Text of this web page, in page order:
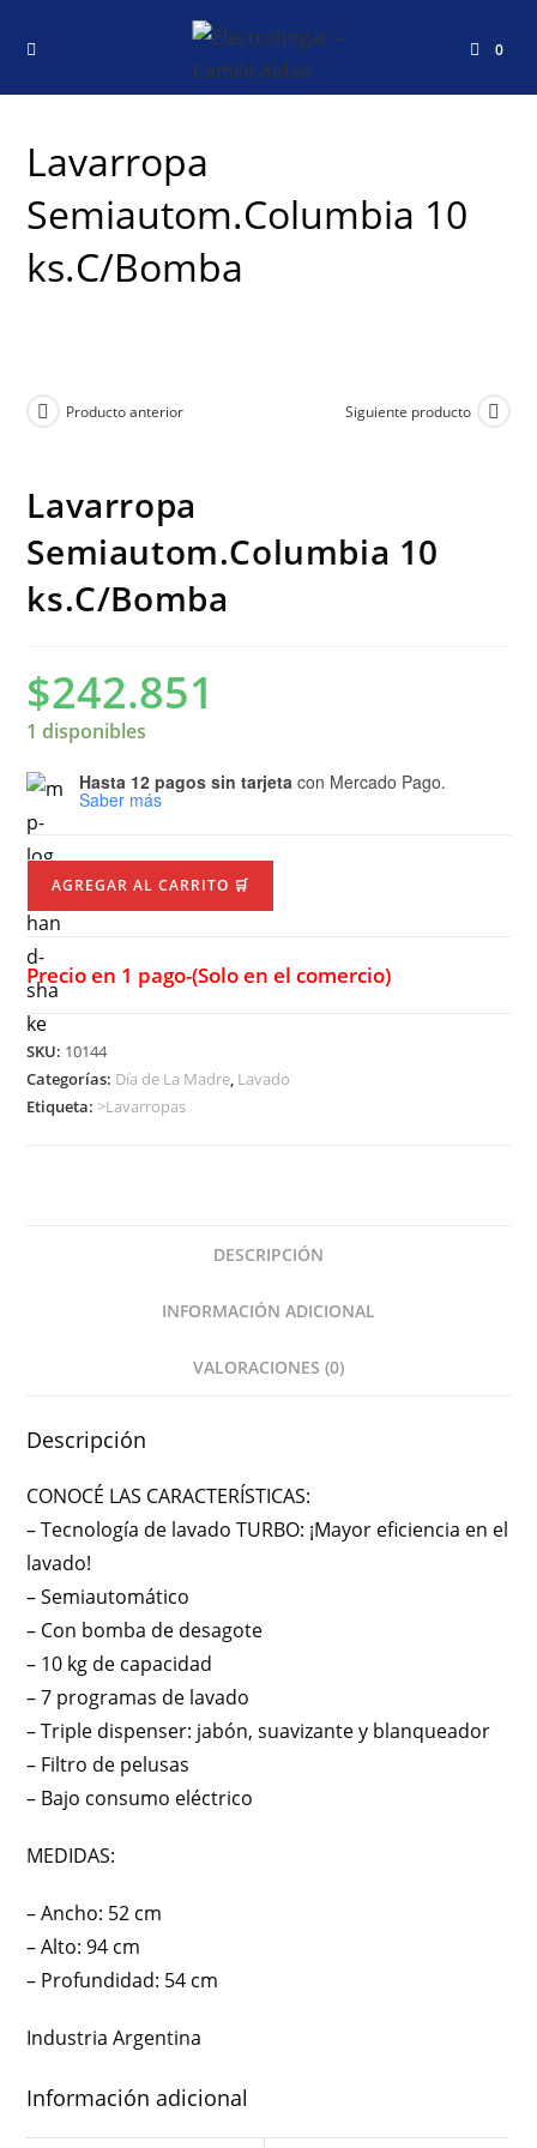
0
Lavarropa
Semiautom.Columbia 10
ks.C/Bomba
Producto anterior Siguiente producto
Lavarropa
Semiautom.Columbia 10
ks.C/Bomba
$242.851
1 disponibles
Hasta 12 pagos sin tarjeta con Mercado Pago.
Saber más
AGREGAR AL CARRITO 🛒
Precio en 1 pago-(Solo en el comercio)
SKU: 10144
Categorías: Día de La Madre, Lavado
Etiqueta:>Lavarropas
DESCRIPCIÓN
INFORMACIÓN ADICIONAL
VALORACIONES (0)
Descripción
CONOCÉ LAS CARACTERÍSTICAS:
– Tecnología de lavado TURBO: ¡Mayor eficiencia en el
lavado!
– Semiautomático
– Con bomba de desagote
– 10 kg de capacidad
– 7 programas de lavado
– Triple dispenser: jabón, suavizante y blanqueador
– Filtro de pelusas
– Bajo consumo eléctrico
MEDIDAS:
– Ancho: 52 cm
– Alto: 94 cm
– Profundidad: 54 cm
Industria Argentina
Información adicional